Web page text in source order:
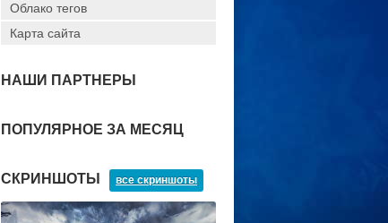
Облако тегов
Карта сайта
НАШИ ПАРТНЕРЫ
ПОПУЛЯРНОЕ ЗА МЕСЯЦ
СКРИНШОТЫ все скриншоты